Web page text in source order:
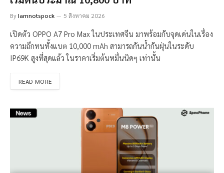
ByIamnotspock 5 สิงหาคม 2026
เปิดตัว OPPO A7 Pro Max ในประเทศจีน มาพร้อมกับจุดเด่นในเรื่อง
ความถึกทนทั้งแบต 10,000 mAh สามารถกันน้ำกันฝุ่นในระดับ
IP69K สูงที่สุดแล้ว ในราคาเริ่มต้นหมื่นนิดๆ เท่านั้น
READ MORE